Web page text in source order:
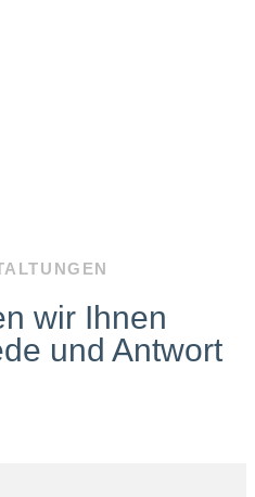
wir Ihnen
und Antwort